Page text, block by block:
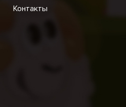
Контакты